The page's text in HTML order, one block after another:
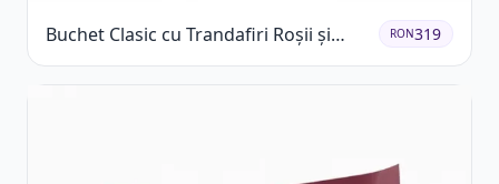
Buchet Clasic cu Trandafiri Roșii și
Gypsophila
RON319